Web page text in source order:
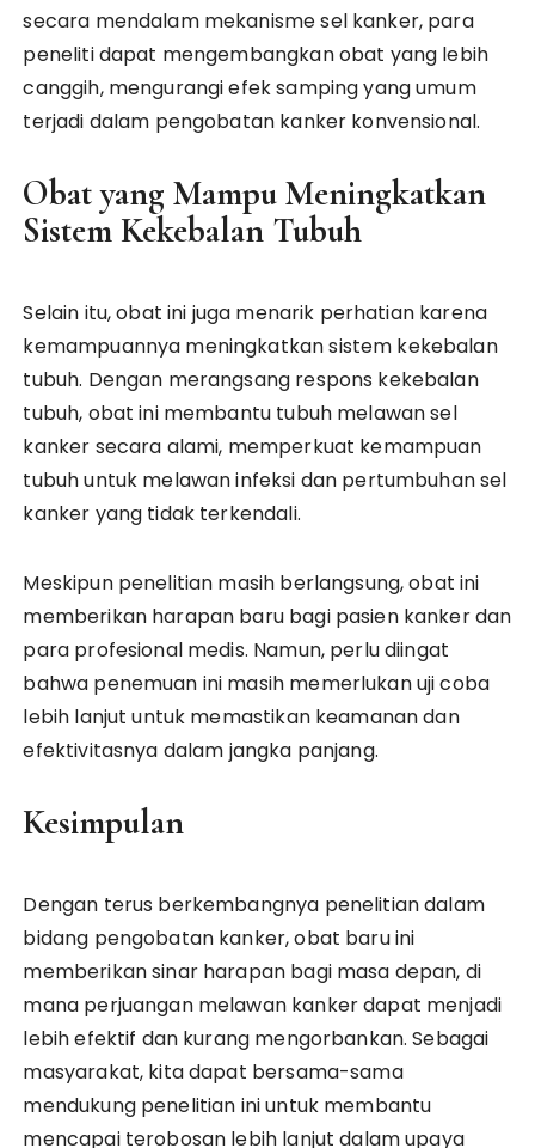
secara mendalam mekanisme sel kanker, para
peneliti dapat mengembangkan obat yang lebih
canggih, mengurangi efek samping yang umum
terjadi dalam pengobatan kanker konvensional.
Obat yang Mampu Meningkatkan
Sistem Kekebalan Tubuh
Selain itu, obat ini juga menarik perhatian karena
kemampuannya meningkatkan sistem kekebalan
tubuh. Dengan merangsang respons kekebalan
tubuh, obat ini membantu tubuh melawan sel
kanker secara alami, memperkuat kemampuan
tubuh untuk melawan infeksi dan pertumbuhan sel
kanker yang tidak terkendali.
Meskipun penelitian masih berlangsung, obat ini
memberikan harapan baru bagi pasien kanker dan
para profesional medis. Namun, perlu diingat
bahwa penemuan ini masih memerlukan uji coba
lebih lanjut untuk memastikan keamanan dan
efektivitasnya dalam jangka panjang.
Kesimpulan
Dengan terus berkembangnya penelitian dalam
bidang pengobatan kanker, obat baru ini
memberikan sinar harapan bagi masa depan, di
mana perjuangan melawan kanker dapat menjadi
lebih efektif dan kurang mengorbankan. Sebagai
masyarakat, kita dapat bersama-sama
mendukung penelitian ini untuk membantu
mencapai terobosan lebih lanjut dalam upaya